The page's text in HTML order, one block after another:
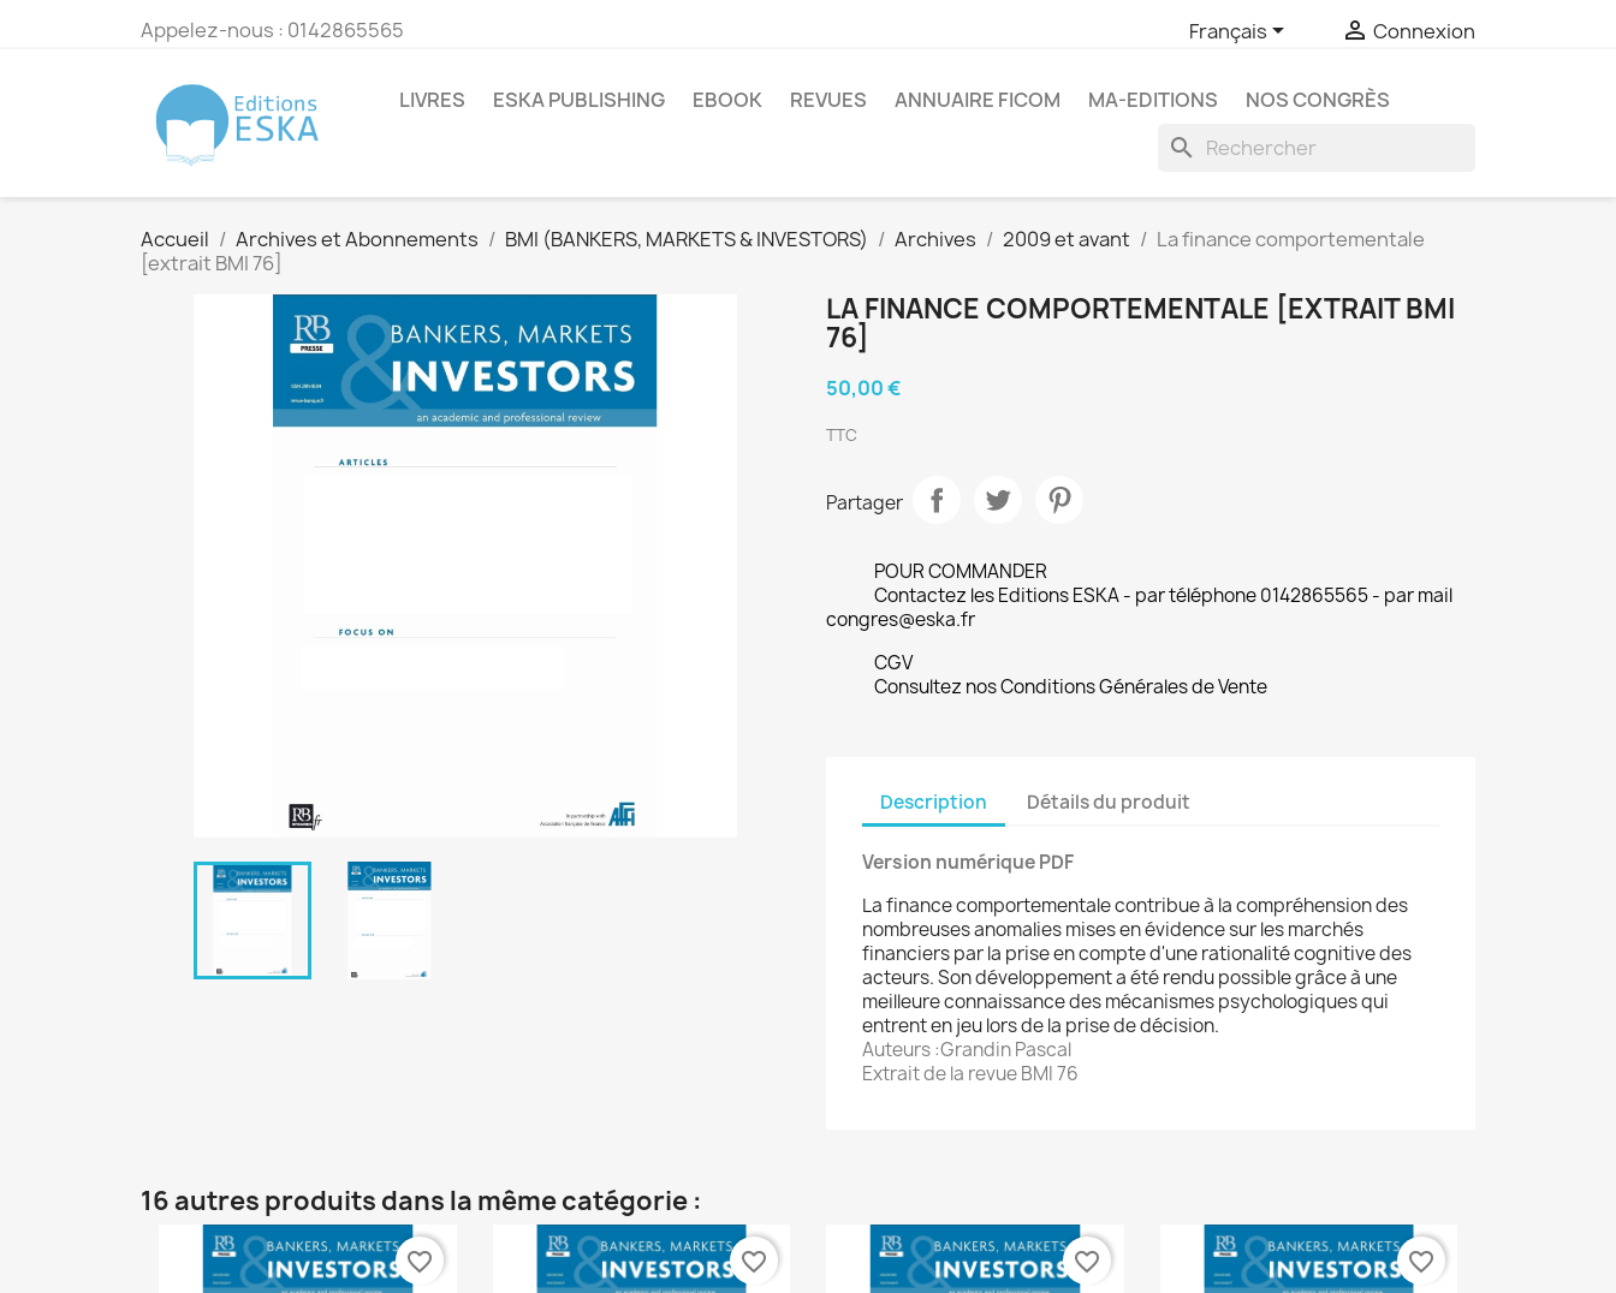
Appelez-nous : 0142865565 Français  Connexion
LIVRES ESKA PUBLISHING EBOOK REVUES ANNUAIRE FICOM MA-EDITIONS NOS CONGRÈS
search
Accueil Archives et Abonnements BMI (BANKERS, MARKETS & INVESTORS) Archives 2009 et avant
La finance comportementale
[extrait BMI 76]
LA FINANCE COMPORTEMENTALE [EXTRAIT BMI
76]
50,00 €
TTC
Partager
POUR COMMANDER
Contactez les Editions ESKA - par téléphone 0142865565 - par mail
congres@eska.fr
CGV
Consultez nos Conditions Générales de Vente
Description Détails du produit
Version numérique PDF
La finance comportementale contribue à la compréhension des
nombreuses anomalies mises en évidence sur les marchés
financiers par la prise en compte d'une rationalité cognitive des
acteurs. Son développement a été rendu possible grâce à une
meilleure connaissance des mécanismes psychologiques qui
entrent en jeu lors de la prise de décision.
Auteurs :Grandin Pascal
Extrait de la revue BMI 76
16 autres produits dans la même catégorie :
favorite_border favorite_border favorite_border favorite_border